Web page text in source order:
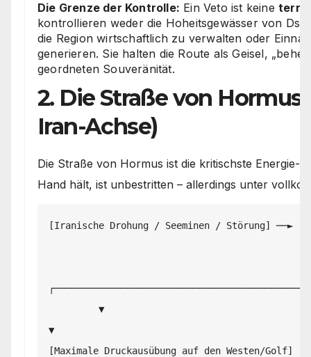
Die Grenze der Kontrolle: Ein Veto ist keine
kontrollieren weder die Hoheitsgewässer von
die Region wirtschaftlich zu verwalten oder
generieren. Sie halten die Route als Geisel,
geordneten Souveränität.
2. Die Straße von Hormus
Iran-Achse)
Die Straße von Hormus ist die kritischste Energie-
Hand hält, ist unbestritten – allerdings unter
[Iranische Drohung / Seeminen / Störung] ──►
▼
[Maximale Druckausübung auf den Westen/Golf]